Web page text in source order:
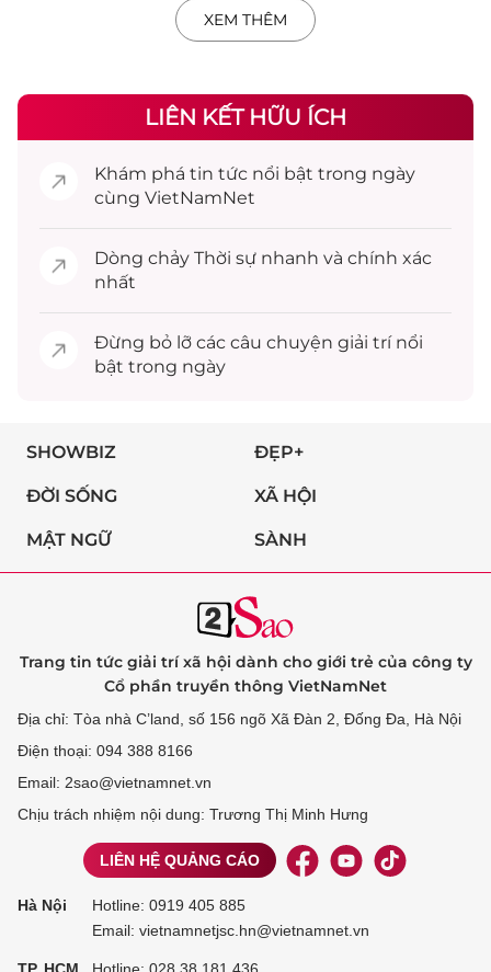
XEM THÊM
LIÊN KẾT HỮU ÍCH
Khám phá tin tức nổi bật trong ngày
cùng VietNamNet
Dòng chảy Thời sự nhanh và chính xác
nhất
Đừng bỏ lỡ các câu chuyện giải trínổi
bật trong ngày
SHOWBIZ ĐẸP+
ĐỜI SỐNG XÃ HỘI
MẬT NGỮ SÀNH
Trang tin tức giải trí xã hội dành cho giới trẻ của công ty
Cổ phần truyền thông VietNamNet
Địa chỉ: Tòa nhà C’land, số 156 ngõ Xã Đàn 2, Đống Đa, Hà Nội
Điện thoại: 094 388 8166
Email: 2sao@vietnamnet.vn
Chịu trách nhiệm nội dung: Trương Thị Minh Hưng
LIÊN HỆ QUẢNG CÁO
Hà Nội Hotline: 0919 405 885
Email: vietnamnetjsc.hn@vietnamnet.vn